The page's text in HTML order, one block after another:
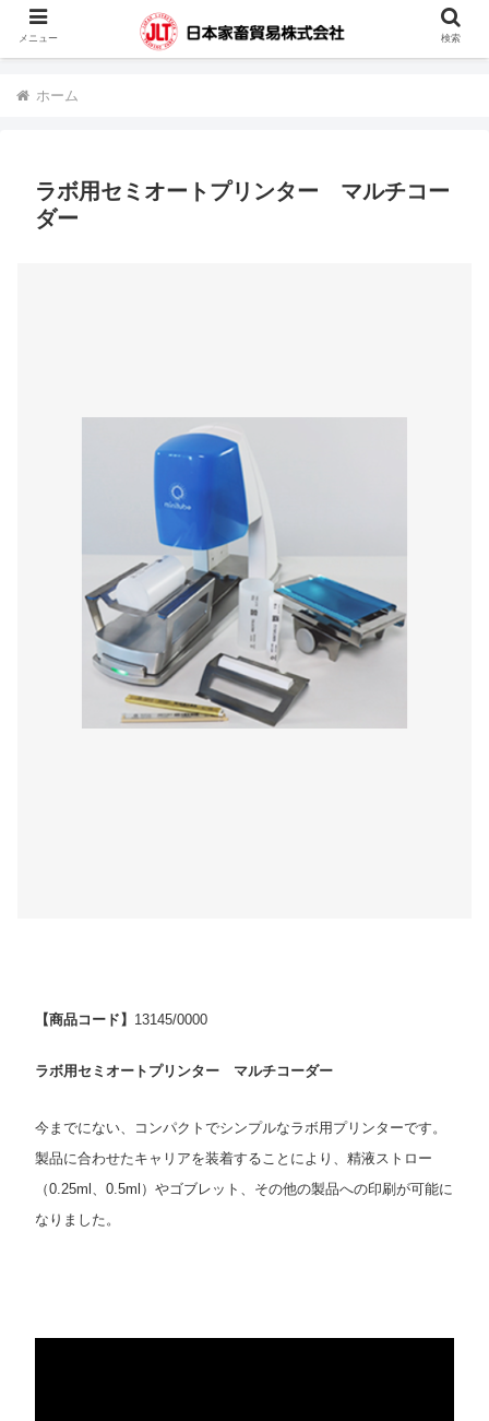
蓄電池・堆肥撹拌機・凍結精液・人工授精器具・カウハッチなどの輸入販売を
行っています。
ホーム
ラボ用セミオートプリンター マルチコー
ダー
【商品コード】 13145/0000
ラボ用セミオートプリンター マルチコーダー
今までにない、コンパクトでシンプルなラボ用プリンターです。
製品に合わせたキャリアを装着することにより、精液ストロー
（0.25ml、0.5ml）やゴブレット、その他の製品への印刷が可能に
なりました。
メニュー 検索